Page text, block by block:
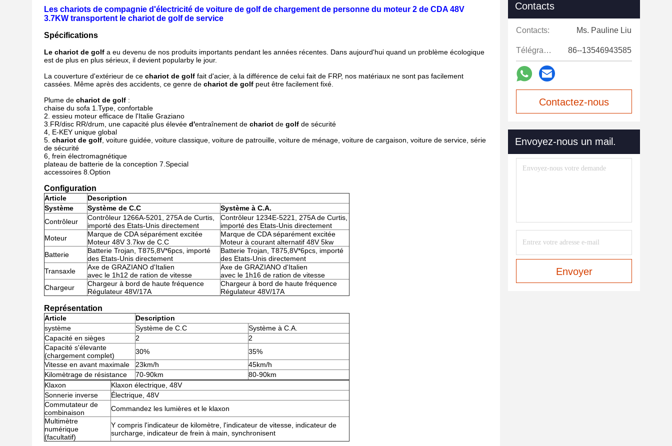
Les chariots de compagnie d'électricité de voiture de golf de chargement de personne du moteur 2 de CDA 48V
3.7KW transportent le chariot de golf de service
Spécifications
Le chariot de golf a eu devenu de nos produits importants pendant les années récentes. Dans aujourd'hui quand un problème écologique
est de plus en plus sérieux, il devient popularby le jour.
La couverture d'extérieur de ce chariot de golf fait d'acier, à la différence de celui fait de FRP, nos matériaux ne sont pas facilement
cassées. Même après des accidents, ce genre de chariot de golf peut être facilement fixé.
Plume de chariot de golf :
chaise du sofa 1.Type, confortable
2. essieu moteur efficace de l'Italie Graziano
3.FR/disc RR/drum, une capacité plus élevée d'entraînement de chariot de golf de sécurité
4, E-KEY unique global
5. chariot de golf , voiture guidée, voiture classique, voiture de patrouille, voiture de ménage, voiture de cargaison, voiture de service, série
de sécurité
6, frein électromagnétique
plateau de batterie de la conception 7.Special
accessoires 8.Option
Configuration
Article
Description
Système
Système de C.C
Système à C.A.
Contrôleur
Contrôleur 1266A-5201, 275A de Curtis,
importé des Etats-Unis directement
Contrôleur 1234E-5221, 275A de Curtis,
importé des Etats-Unis directement
Moteur
Marque de CDA séparément excitée
Moteur 48V 3.7kw de C.C
Marque de CDA séparément excitée
Moteur à courant alternatif 48V 5kw
Batterie
Batterie Trojan, T875,8V*6pcs, importé
des Etats-Unis directement
Batterie Trojan, T875,8V*6pcs, importé
des Etats-Unis directement
Transaxle
Axe de GRAZIANO d'Italien
avec le 1h12 de ration de vitesse
Axe de GRAZIANO d'Italien
avec le 1h16 de ration de vitesse
Chargeur
Chargeur à bord de haute fréquence
Régulateur 48V/17A
Chargeur à bord de haute fréquence
Régulateur 48V/17A
Représentation
Article
Description
système
Système de C.C
Système à C.A.
Capacité en sièges
2
2
Capacité s'élevante
(chargement complet)
30%
35%
Vitesse en avant maximale
23km/h
45km/h
Kilomètrage de résistance
70-90km
80-90km
Klaxon
Klaxon électrique, 48V
Sonnerie inverse
Électrique, 48V
Commutateur de
combinaison
Commandez les lumières et le klaxon
Multimètre
numérique
(facultatif)
Y compris l'indicateur de kilomètre, l'indicateur de vitesse, indicateur de
surcharge, indicateur de frein à main, synchronisent
Contacts
Contacts: Ms. Pauline Liu
Télégramme: 86--13546943585
Contactez-nous
Envoyez-nous un mail.
Envoyer